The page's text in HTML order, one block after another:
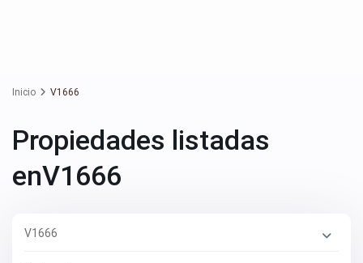
Inicio V1666
Propiedades listadas
enV1666
V1666